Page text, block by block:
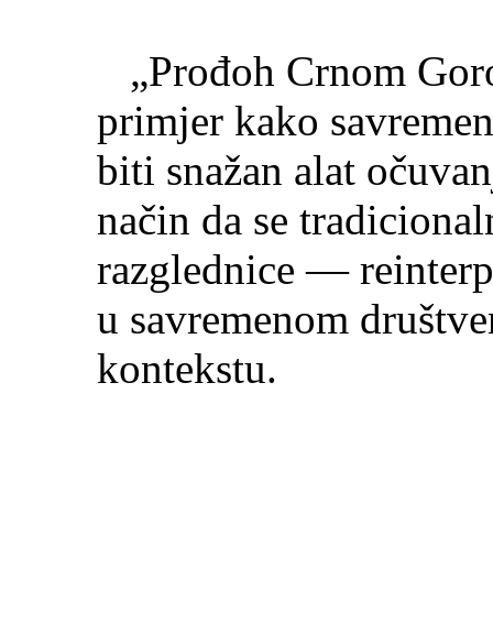
„Prođoh Crnom
primjer kako
biti snažan alat
način da se
razglednice —
u savremenom
kontekstu.